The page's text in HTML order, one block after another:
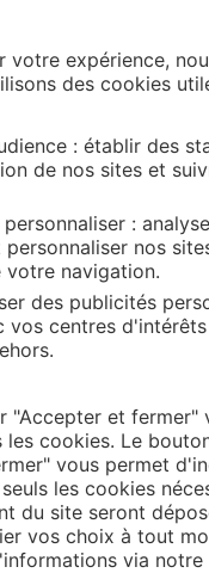
votre expérience,
des cookies
: établir des
de nos sites et
:
nos
navigation.
des publicités
vos centres
"Accepter et fermer"
cookies. Le
vous permet
les cookies
du site seront
vos choix à tout
via